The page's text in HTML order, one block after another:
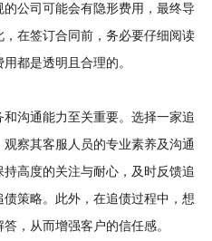
公司可能会有隐形费用，最终导
在签订合同前，务必要仔细阅读
都是透明且合理的。
沟通能力至关重要。选择一家追
察其客服人员的专业素养及沟通
高度的关注与耐心，及时反馈追
策略。此外，在追债过程中，想
，从而增强客户的信任感。